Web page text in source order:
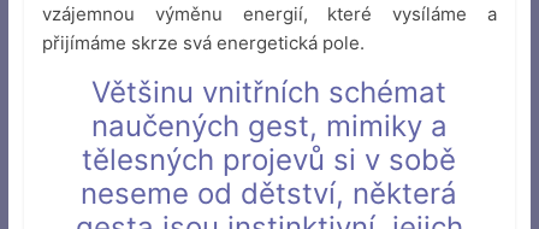
vzájemnou výměnu energií, které vysíláme a
přijímáme skrze svá energetická pole.
Většinu vnitřních schémat
naučených gest, mimiky a
tělesných projevů si v sobě
neseme od dětství, některá